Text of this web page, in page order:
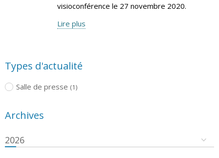
visioconférence le 27 novembre 2020.
Lire plus
Types d'actualité
Salle de presse (1)
Archives
2026